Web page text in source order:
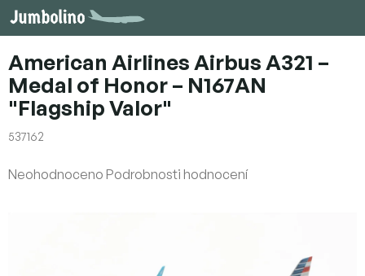
Přejít
na
American Airlines Airbus A321 –
Medal of Honor – N167AN
"Flagship Valor"
537162
Průměrné
Neohodnoceno Podrobnosti hodnocení